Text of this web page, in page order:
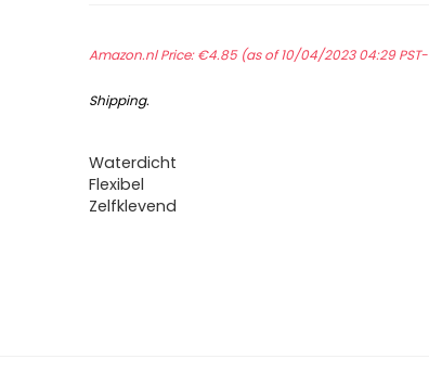
Amazon.nl Price:€4.85(as of 10/04/2023 04:29 PST-
Shipping.
Waterdicht
Flexibel
Zelfklevend